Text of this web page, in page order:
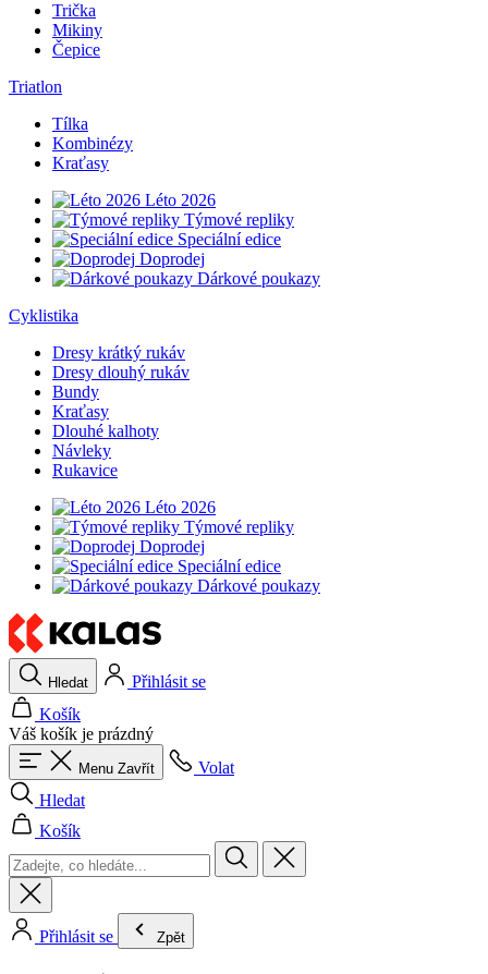
Trička
Mikiny
Čepice
Triatlon
Tílka
Kombinézy
Kraťasy
Léto 2026
Týmové repliky
Speciální edice
Doprodej
Dárkové poukazy
Cyklistika
Dresy krátký rukáv
Dresy dlouhý rukáv
Bundy
Kraťasy
Dlouhé kalhoty
Návleky
Rukavice
Léto 2026
Týmové repliky
Doprodej
Speciální edice
Dárkové poukazy
Hledat
Přihlásit se
Košík
Váš košík je prázdný
Menu Zavřít
Volat
Hledat
Košík
Přihlásit se Zpět